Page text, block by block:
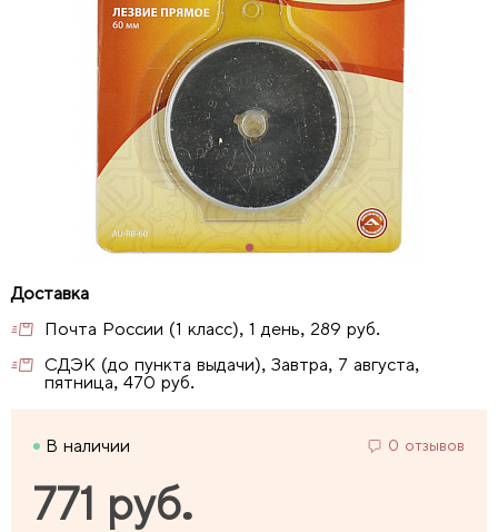
Почта России (1 класс), 1 день, 289 руб.
СДЭК (до пункта выдачи), Завтра, 7 августа,
пятница, 470 руб.
В наличии 0 отзывов
771 руб.